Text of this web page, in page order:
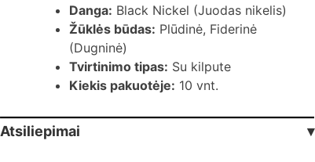
Danga: Black Nickel (Juodas nikelis)
Žūklės būdas: Plūdinė, Fiderinė
(Dugninė)
Tvirtinimo tipas: Su kilpute
Kiekis pakuotėje: 10 vnt.
Atsiliepimai ▾